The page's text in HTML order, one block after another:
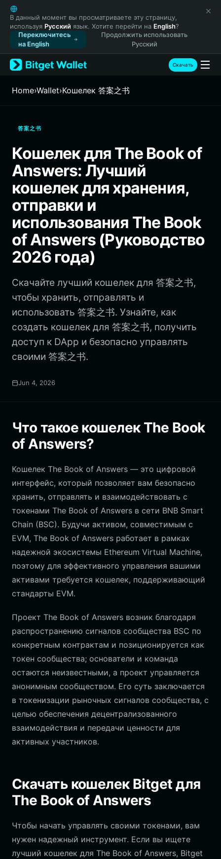
English
日本語
Tiếng Việt
Русский
Español (Latinoamérica)
Türkçe
Français
繁體中文
Bahasa Indonesia
ภาษาไทย
हिन्दी
Español
Português (Brasil)
Español (Argentina)
В данный момент вы просматриваете эту страницу,
используя Русский язык. Хотите перейти на English?
Переключитесь
на English
Продолжить использовать
Русский
Скачать
Home›Wallet›Кошелек 答案之书
答案之书
Кошелек для The Book of
Answers: Лучший
кошелек для хранения,
отправки и
использования The Book
of Answers (Руководство
2026 года)
Скачайте лучший кошелек для 答案之书,
чтобы хранить, отправлять и
использовать 答案之书. Узнайте, как
создать кошелек для 答案之书, получить
доступ к DApp и безопасно управлять
своими 答案之书.
Jun 4, 2026
Что такое кошелек The Book
of Answers?
Кошелек The Book of Answers — это цифровой
интерфейс, который позволяет вам безопасно
хранить, отправлять и взаимодействовать с
токенами The Book of Answers в сети BNB Smart
Chain (BSC). Будучи активом, совместимым с
EVM, The Book of Answers работает в рамках
надежной экосистемы Ethereum Virtual Machine,
поэтому для эффективного управления вашими
активами требуется кошелек, поддерживающий
стандарты EVM.
Проект The Book of Answers возник благодаря
распространению сигналов сообщества BSC по
конкретным контрактам и позиционируется как
токен сообщества; основатели и команда
остаются неизвестными, а проект управляется
анонимным сообществом. Его суть заключается
в токенизации рыночных сигналов сообщества, с
целью обеспечения децентрализованного
взаимодействия и передачи ценности для
активных участников.
Скачать кошелек Bitget для
The Book of Answers
Чтобы начать управлять своими токенами, вам
нужен надежный инструмент. Если вы ищете
лучший кошелек для The Book of Answers, Bitget